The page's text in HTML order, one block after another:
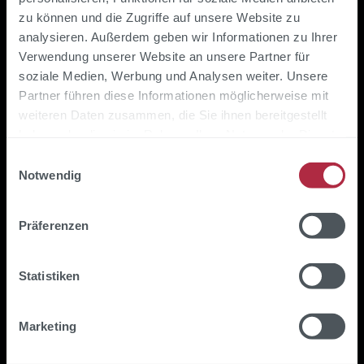
zu können und die Zugriffe auf unsere Website zu
analysieren. Außerdem geben wir Informationen zu Ihrer
Verwendung unserer Website an unsere Partner für
soziale Medien, Werbung und Analysen weiter. Unsere
Partner führen diese Informationen möglicherweise mit
weiteren Daten zusammen, die Sie ihnen bereitgestellt
Notwendig
Präferenzen
Statistiken
Marketing
sind Experimente. Mit ihnen prüfen wir
systematisch Hypothesen wie:
ob ein zusätzliches Feature einen
messbaren Beitrag leistet
verbessern lassen
ht